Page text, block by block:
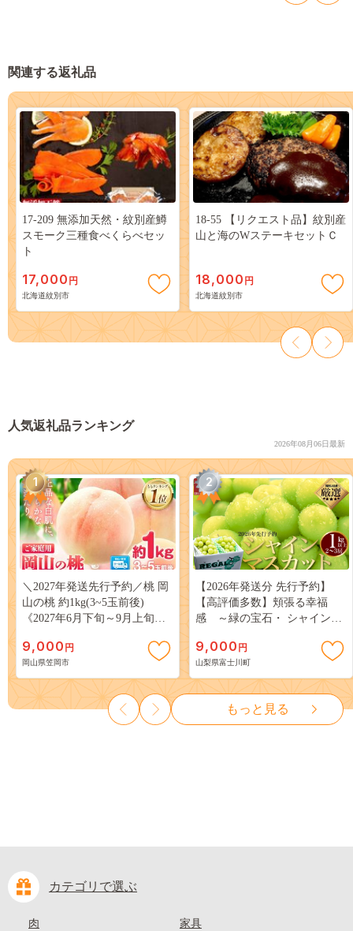
関連する返礼品
17-209 無添加天然・紋別産鱒
スモーク三種食べくらべセッ
ト
17,000 円
北海道紋別市
18-55 【リクエスト品】紋別産
山と海のWステーキセットＣ
18,000 円
北海道紋別市
人気返礼品ランキング
2026年08月06日最新
1
＼2027年発送先行予約／桃 岡
山の桃 約1kg(3~5玉前後)
《2027年6月下旬～9月上旬頃
岡山 はくとう スイーツ フル
ーツ 果物 デザート 旬 モモ も
も 先行予約 送料無料 果物 岡
山県 笠岡市 清水白桃 白鳳 白
麗 クール便---
kasaoka_zsy_419_100---
9,000 円
岡山県笠岡市
2
【2026年発送分 先行予約】
【高評価多数】頬張る幸福
感 ～緑の宝石・ シャインマ
３房） フルーツ 山梨県産 果
物 くだもの シャイン マスカ
ット ぶどう ブドウ 葡萄 大粒
種なし 先行予約 富士川町
10000円 一万円 9000円 九千円
9,000 円
山梨県富士川町
もっと見る
カテゴリで選ぶ
肉 家具